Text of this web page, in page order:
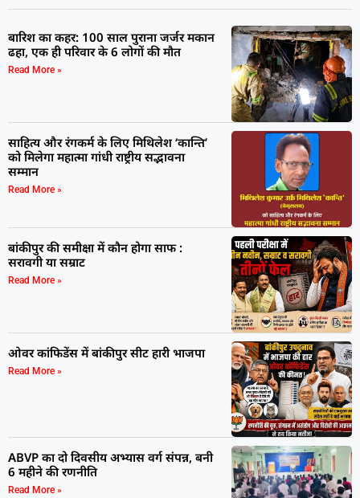
बारिश का कहर: 100 साल पुराना जर्जर मकान
ढहा, एक ही परिवार के 6 लोगों की मौत
Read More »
साहित्य और रंगकर्म के लिए मिथिलेश ‘कान्ति’
को मिलेगा महात्मा गांधी राष्ट्रीय सद्भावना
सम्मान
Read More »
बांकीपुर की समीक्षा में कौन होगा साफ :
सरावगी या सम्राट
Read More »
ओवर कांफिडेंस में बांकीपुर सीट हारी भाजपा
Read More »
ABVP का दो दिवसीय अभ्यास वर्ग संपन्न, बनी
6 महीने की रणनीति
Read More »